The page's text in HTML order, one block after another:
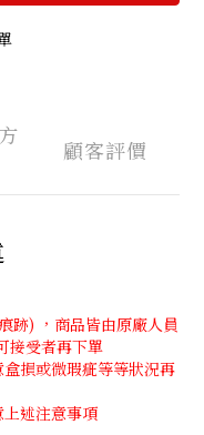
顧客評價
跡) ，商品皆由原廠人員
接受者再下單
損或微瑕疵等等狀況再
述注意事項